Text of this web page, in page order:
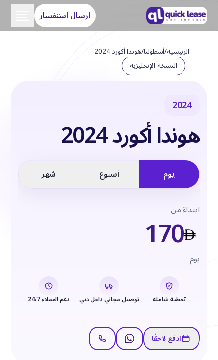
ارسال استفسار
الرئيسية/أسطولنا/هوندا أكورد 2024
النسخة الإنجليزية
2024
هوندا أكورد 2024
يوم أسبوع شهر
ابتداءً من170 يوم
تغطية شاملة توصيل مجاني داخل دبي دعم العملاء 24/7
ادفع لاحقًا